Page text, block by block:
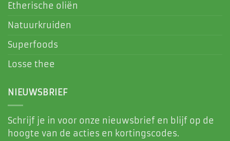
Etherische oliën
Natuurkruiden
Superfoods
Losse thee
NIEUWSBRIEF
Schrijf je in voor onze nieuwsbrief en blijf op de
hoogte van de acties en kortingscodes.